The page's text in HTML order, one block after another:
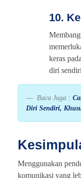
10.
keras
diri
Baca Juga :
Diri Sendiri,
Menggunakan
komunikasi yang